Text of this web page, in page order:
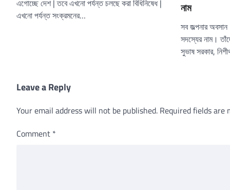
এগোচ্ছে দেশ | তবে এখনো পর্যন্ত চলছে করা বিধিনিষেধ |
এখনো পর্যন্ত সংক্রমনের…
নাম
সব জল্পনার
সদস্যের নাম।
সুভাষ সরকার,
Leave a Reply
Your email address will not be published. Required fields are
Comment *